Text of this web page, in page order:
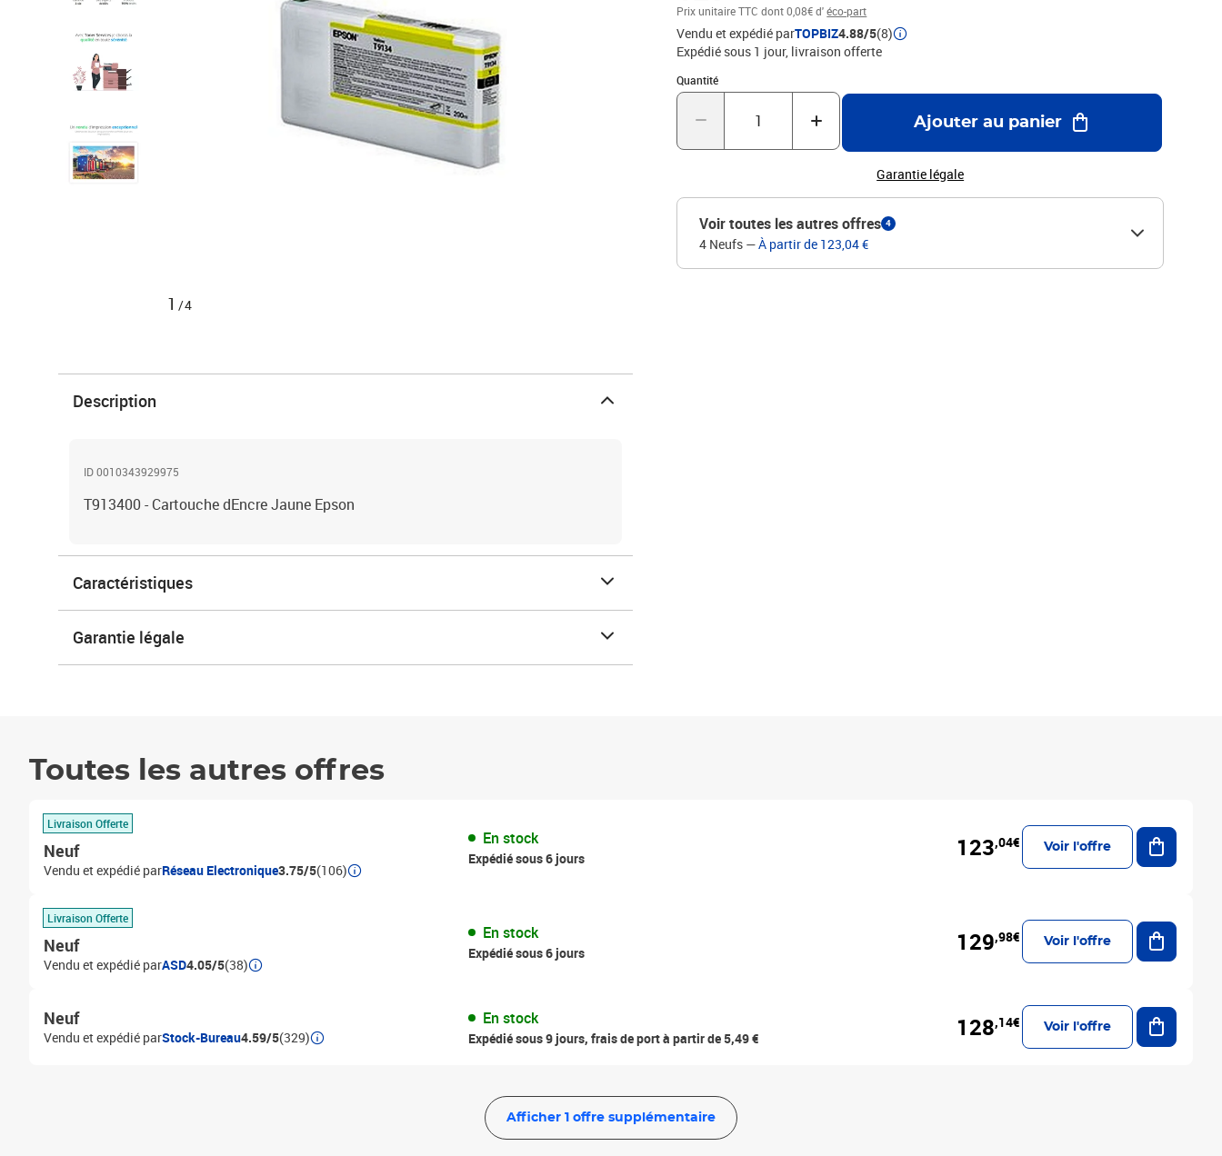
1 /4
Prix unitaire TTCdont 0,08€ d'éco-part
Vendu et expédié parTOPBIZ4.88/5(8)
Expédié sous 1 jour livraison offerte
Quantité
Quantité : 1
Ajouter au panier
Garantie légale
Voir toutes les autres offres 4
4 Neufs —À partir de 123,04 €
Description
ID 0010343929975
T913400 - Cartouche dEncre Jaune Epson
Caractéristiques
Garantie légale
Toutes les autres offres
Livraison Offerte
Neuf
Vendu et expédié parRéseau Electronique3.75/5(106)
En stock
Expédié sous 6 jours 123,04€ Voir l'offre
Ajouter
Livraison Offerte
Neuf
Vendu et expédié parASD4.05/5(38)
En stock
Expédié sous 6 jours 129,98€ Voir l'offre
Ajouter
Neuf
Vendu et expédié parStock-Bureau4.59/5(329)
En stock
Expédié sous 9 jours, frais de port à partir de 5,49 € 128,14€ Voir l'offre
Ajouter
Afficher 1 offre supplémentaire